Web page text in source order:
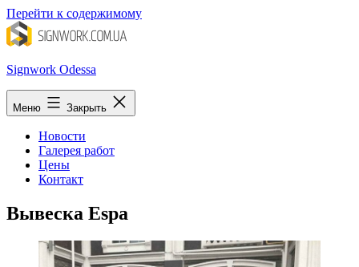
Перейти к содержимому
Signwork Odessa
Меню Закрыть
Новости
Галерея работ
Цены
Контакт
Вывеска Еspa